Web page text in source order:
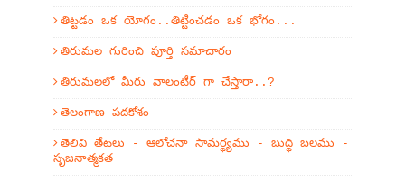
తిట్టడం ఒక యోగం..తిట్టించడం ఒక భోగం...
తిరుమల గురించి పూర్తి సమాచారం
తిరుమలలో మీరు వాలంటీర్ గా చేస్తారా..?
తెలంగాణ పదకోశం
తెలివి తేటలు - ఆలోచనా సామర్ధ్యము - బుద్ధి బలము -
సృజనాత్మకత